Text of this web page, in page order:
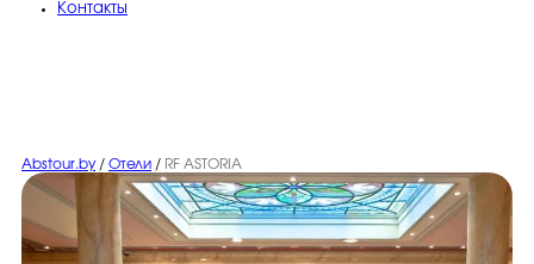
Контакты
Abstour.by / Отели / RF ASTORIA